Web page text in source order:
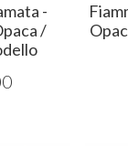
-
/